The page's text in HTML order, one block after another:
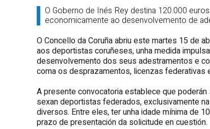
O Goberno de Inés Rey destina 120.000
economicamente ao desenvolvemento de
O Concello da Coruña abriu este martes 15 de
aos deportistas coruñeses, unha medida
desenvolvemento dos seus adestramentos e
coma os desprazamentos, licenzas federativas
A presente convocatoria establece que
sexan deportistas federados, exclusivamente
diversos. Entre eles, ter unha idade mínima de
prazo de presentación da solicitude en cuestión.